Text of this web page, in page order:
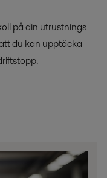
på din utrustnings
du kan upptäcka